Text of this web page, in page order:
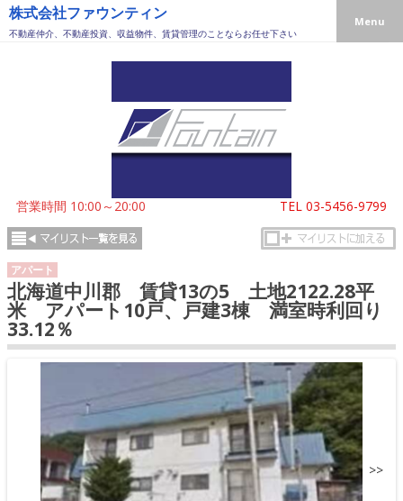
株式会社ファウンティン
不動産仲介、不動産投資、収益物件、賃貸管理のことならお任せ下さい
営業時間 10:00～20:00 TEL 03-5456-9799
Menu
アパート
北海道中川郡 賃貸13の5 土地2122.28平
米 アパート10戸、戸建3棟 満室時利回り
33.12％
>>